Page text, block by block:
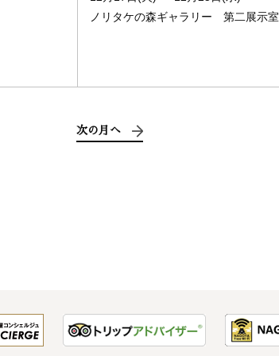
ノリタケの森ギャラリー 第二展示室
次の月へ